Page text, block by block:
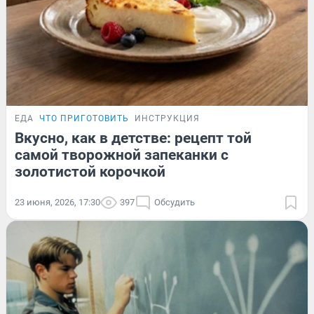
ЕДА ЧТО ПРИГОТОВИТЬ ИНСТРУКЦИЯ
Вкусно, как в детстве: рецепт той
самой творожной запеканки с
золотистой корочкой
23 июня, 2026, 17:30 397 Обсудить